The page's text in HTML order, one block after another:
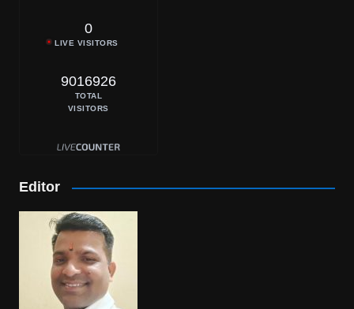
0
LIVE VISITORS
9016926
TOTAL
VISITORS
Editor